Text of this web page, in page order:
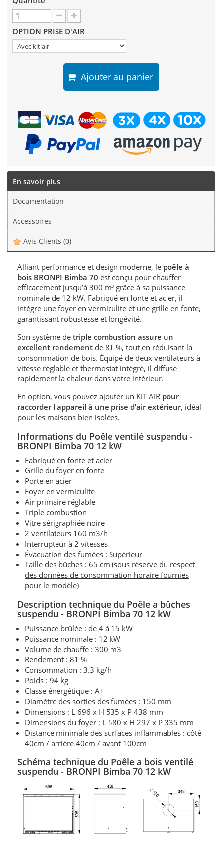
OPTION PRISE D'AIR
Ajouter au panier
En savoir plus
Documentation
Accessoires
Avis Clients (0)
Alliant performance et design moderne, le poêle à
bois BRONPI Bimba 70 est conçu pour chauffer
efficacement jusqu’à 300 m³ grâce à sa puissance
nominale de 12 kW. Fabriqué en fonte et acier, il
intègre une foyer en vermiculite et une grille en fonte,
garantissant robustesse et longévité.
Son système de triple combustion assure un
excellent rendement de 81 %, tout en réduisant la
consommation de bois. Équipé de deux ventilateurs à
vitesse réglable et thermostat intégré, il diffuse
rapidement la chaleur dans votre intérieur.
En option, vous pouvez ajouter un KIT AIR pour
raccorder l'appareil à une prise d’air extérieur, idéal
pour les maisons bien isolées.
Informations du Poêle ventilé suspendu -
BRONPI Bimba 70 12 kW
Fabriqué en fonte et acier
Grille du foyer en fonte
Porte en acier
Foyer en vermiculite
Air primaire réglable
Triple combustion
Vitre sérigraphiée noire
2 ventilateurs 160 m3/h
Interrupteur à 2 vitesses
Évacuation des fumées : Supérieur
Taille des bûches : 65 cm (sous réserve du respect
des données de consommation horaire fournies
pour le modèle)
Description technique du Poêle a bûches
suspendu - BRONPI Bimba 70 12 kW
Puissance brûlée : de 4 à 15 kW
Puissance nominale : 12 kW
Volume de chauffe : 300 m3
Rendement : 81 %
Consommation : 3.3 kg/h
Poids : 94 kg
Classe énergétique : A+
Diamètre des sorties des fumées : 150 mm
Dimensions : L 696 x H 535 x P 438 mm
Dimensions du foyer : L 580 x H 297 x P 335 mm
Distance minimale des surfaces inflammables : côté
40cm / arrière 40cm / avant 100cm
Schéma technique du Poêle a bois ventilé
suspendu - BRONPI Bimba 70 12 kW